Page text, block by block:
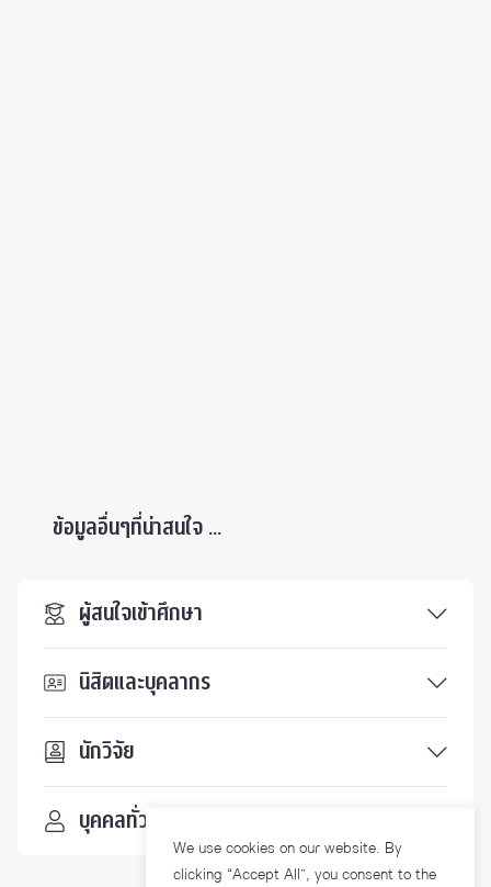
ข้อมูลอื่นๆที่น่าสนใจ ...
ผู้สนใจเข้าศึกษา
นิสิตและบุคลากร
นักวิจัย
บุคคลทั่วไป
We use cookies on our website. By
clicking “Accept All”, you consent to the